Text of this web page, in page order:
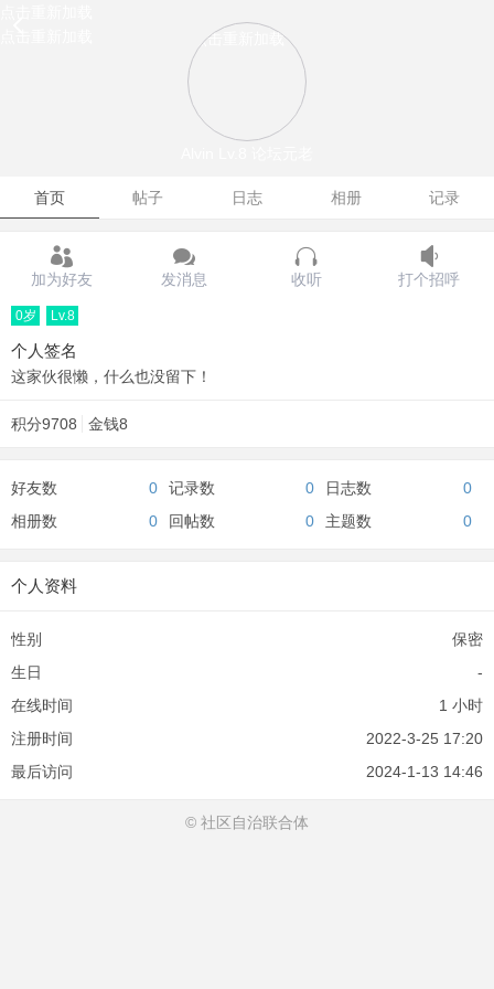
点击重新加载
首页 帖子 日志 相册 记录
加为好友 发消息 收听 打个招呼
0岁 Lv.8
个人签名
这家伙很懒，什么也没留下！
积分9708 金钱8
好友数 0 记录数 0 日志数
0
相册数
0 回帖数 0 主题数 0
个人资料
性别
保密
生日
-
在线时间
1 小时
注册时间
2022-3-25 17:20
最后访问
2024-1-13 14:46
© 社区自治联合体